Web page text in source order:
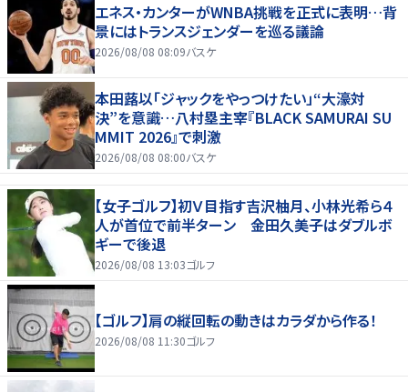
エネス・カンターがWNBA挑戦を正式に表明…背
景にはトランスジェンダーを巡る議論
2026/08/08 08:09バスケ
本田蕗以「ジャックをやっつけたい」“大濠対
決”を意識…八村塁主宰『BLACK SAMURAI SU
MMIT 2026』で刺激
2026/08/08 08:00バスケ
【女子ゴルフ】初Ｖ目指す吉沢柚月、小林光希ら４
人が首位で前半ターン 金田久美子はダブルボ
ギーで後退
2026/08/08 13:03ゴルフ
【ゴルフ】肩の縦回転の動きはカラダから作る！
2026/08/08 11:30ゴルフ